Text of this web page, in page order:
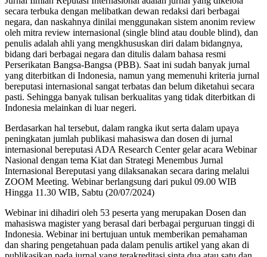
secara terbuka dengan melibatkan dewan redaksi dari berbagai
negara, dan naskahnya dinilai menggunakan sistem anonim review
oleh mitra review internasional (single blind atau double blind), dan
penulis adalah ahli yang mengkhususkan diri dalam bidangnya,
bidang dari berbagai negara dan ditulis dalam bahasa resmi
Perserikatan Bangsa-Bangsa (PBB). Saat ini sudah banyak jurnal
yang diterbitkan di Indonesia, namun yang memenuhi kriteria jurnal
bereputasi internasional sangat terbatas dan belum diketahui secara
pasti. Sehingga banyak tulisan berkualitas yang tidak diterbitkan di
Indonesia melainkan di luar negeri.
Berdasarkan hal tersebut, dalam rangka ikut serta dalam upaya
peningkatan jumlah publikasi mahasiswa dan dosen di jurnal
internasional bereputasi ADA Research Center gelar acara Webinar
Nasional dengan tema Kiat dan Strategi Menembus Jurnal
Internasional Bereputasi yang dilaksanakan secara daring melalui
ZOOM Meeting. Webinar berlangsung dari pukul 09.00 WIB
Hingga 11.30 WIB, Sabtu (20/07/2024)
Webinar ini dihadiri oleh 53 peserta yang merupakan Dosen dan
mahasiswa magister yang berasal dari berbagai perguruan tinggi di
Indonesia. Webinar ini bertujuan untuk memberikan pemahaman
dan sharing pengetahuan pada dalam penulis artikel yang akan di